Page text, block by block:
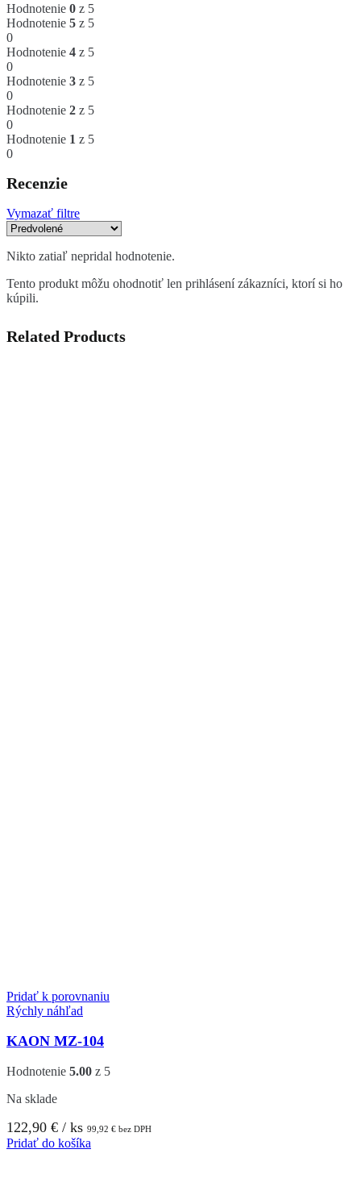
Hodnotenie 0 z 5
Hodnotenie 5 z 5
0
Hodnotenie 4 z 5
0
Hodnotenie 3 z 5
0
Hodnotenie 2 z 5
0
Hodnotenie 1 z 5
0
Recenzie
Vymazať filtre
Nikto zatiaľ nepridal hodnotenie.
Tento produkt môžu ohodnotiť len prihlásení zákazníci, ktorí si ho
kúpili.
Related Products
Pridať k porovnaniu
Rýchly náhľad
KAON MZ-104
Hodnotenie 5.00 z 5
Na sklade
122,90 € / ks 99,92 € bez DPH
Pridať do košíka